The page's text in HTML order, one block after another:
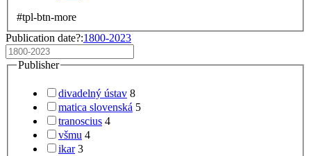
#tpl-btn-more
Publication date?:1800-2023
Publisher
divadelný ústav 8
matica slovenská 5
tranoscius 4
všmu 4
ikar 3